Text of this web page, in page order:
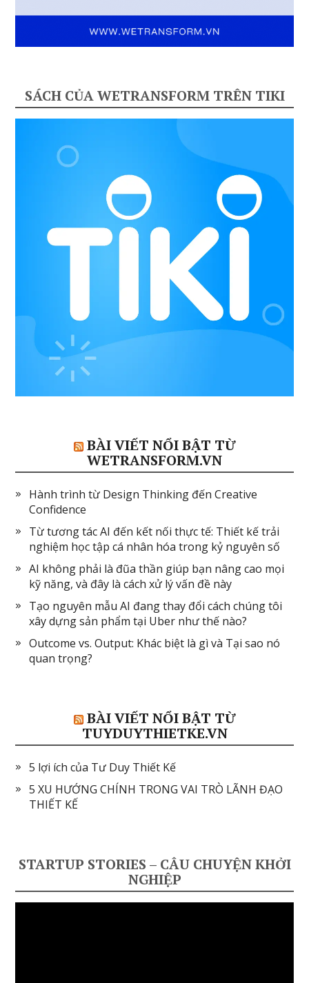
SÁCH CỦA WETRANSFORM TRÊN TIKI
BÀI VIẾT NỔI BẬT TỪ
WETRANSFORM.VN
Hành trình từ Design Thinking đến Creative
Confidence
Từ tương tác AI đến kết nối thực tế: Thiết kế trải
nghiệm học tập cá nhân hóa trong kỷ nguyên số
AI không phải là đũa thần giúp bạn nâng cao mọi
kỹ năng, và đây là cách xử lý vấn đề này
Tạo nguyên mẫu AI đang thay đổi cách chúng tôi
xây dựng sản phẩm tại Uber như thế nào?
Outcome vs. Output: Khác biệt là gì và Tại sao nó
quan trọng?
BÀI VIẾT NỔI BẬT TỪ
TUYDUYTHIETKE.VN
5 lợi ích của Tư Duy Thiết Kế
5 XU HƯỚNG CHÍNH TRONG VAI TRÒ LÃNH ĐẠO
THIẾT KẾ
STARTUP STORIES – CÂU CHUYỆN KHỞI
NGHIỆP